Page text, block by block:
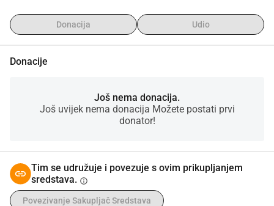
Donacija Udio
Donacije
Još nema donacija.
Još uvijek nema donacija Možete postati prvi
donator!
Tim se udružuje i povezuje s ovim prikupljanjem
sredstava. info
Povezivanje Sakupljač Sredstava